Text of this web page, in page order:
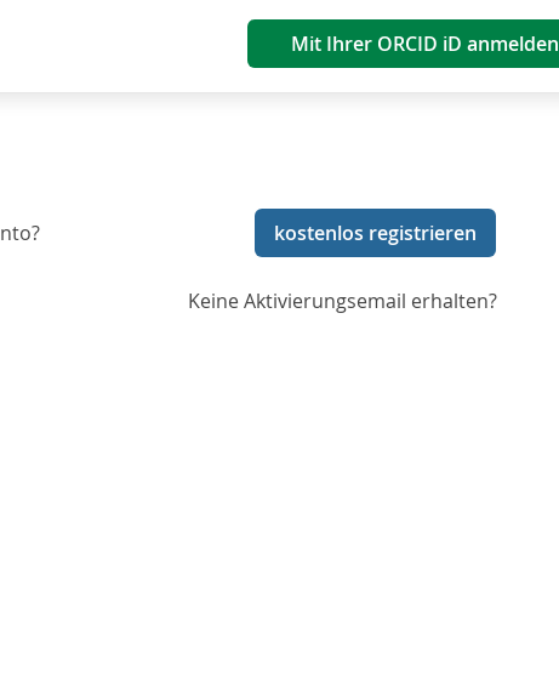
Mit Ihrer ORCID iD anmelden
kostenlos registrieren
Keine Aktivierungsemail erhalten?